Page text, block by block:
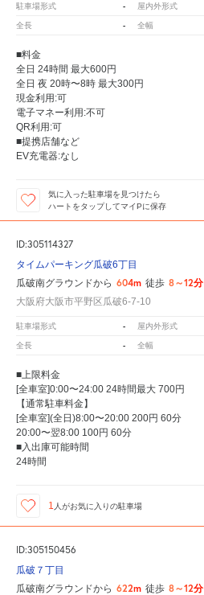
駐車場形式 - 屋内外形式
全長 - 全幅
■料金
全日 24時間 最大600円
全日 夜 20時〜8時 最大300円
現金利用:可
電子マネー利用:不可
QR利用:可
■提携店舗など
EV充電器:なし
気に入った駐車場を見つけたら
ハートをタップしてマイPに保存
ID:305114327
タイムパーキング瓜破6丁目
瓜破南グラウンドから 604m 徒歩 8～12分
大阪府大阪市平野区瓜破6-7-10
駐車場形式 - 屋内外形式
全長 - 全幅
■上限料金
[全車室]0:00〜24:00 24時間最大 700円
【通常駐車料金】
[全車室](全日)8:00〜20:00 200円 60分
20:00〜翌8:00 100円 60分
■入出庫可能時間
24時間
1 人がお気に入りの駐車場
ID:305150456
瓜破７丁目
瓜破南グラウンドから 622m 徒歩 8～12分